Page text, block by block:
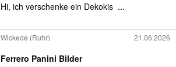
Hi, ich verschenke ein Dekokis ...
Wickede (Ruhr) 21.06.2026
Ferrero Panini Bilder